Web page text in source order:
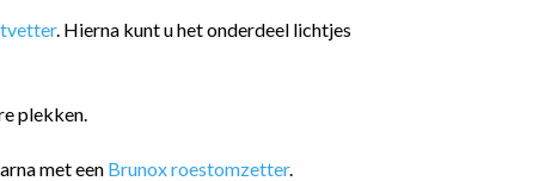
. Hierna kunt u het onderdeel lichtjes
plekken.
met een Brunox roestomzetter.